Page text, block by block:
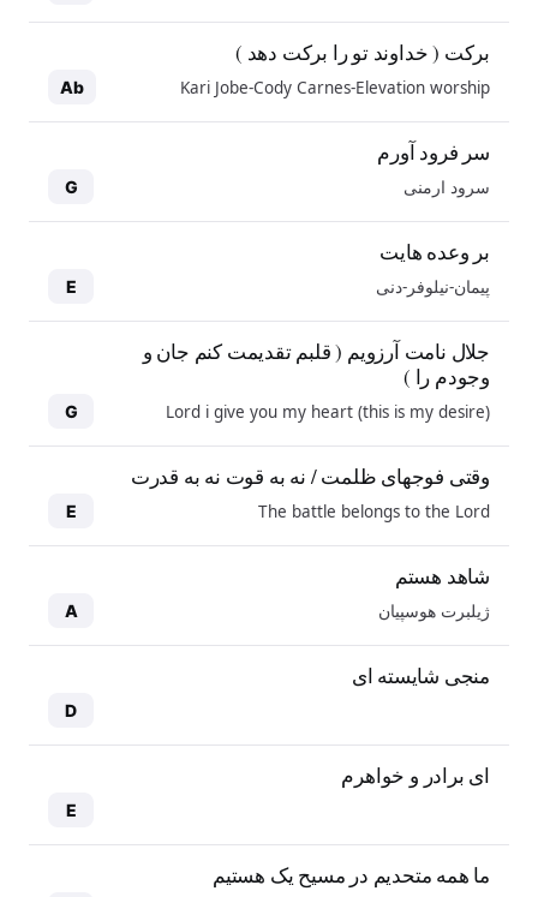
برکت ( خداوند تو را برکت دهد )
Kari Jobe-Cody Carnes-Elevation worship
Ab
سر فرود آورم
سرود ارمنی G
بر وعده هایت
پیمان-نیلوفر-دنی E
جلال نامت آرزویم ( قلبم تقدیمت کنم جان و
وجودم را )
Lord i give you my heart (this is my desire)
G
وقتی فوجهای ظلمت / نه به قوت نه به قدرت
The battle belongs to the Lord
E
شاهد هستم
ژیلبرت هوسپیان A
منجی شایسته ای
D
ای برادر و خواهرم
E
ما همه متحدیم در مسیح یک هستیم